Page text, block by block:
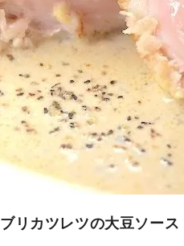
ブリカツレツの大豆ソー